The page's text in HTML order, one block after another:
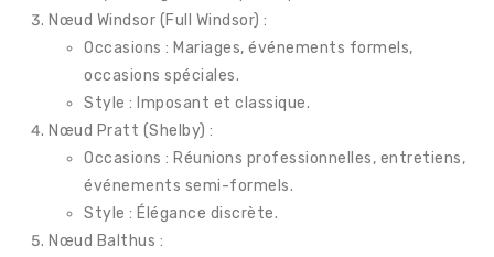
Nœud Windsor (Full Windsor) :
Occasions : Mariages, événements formels,
occasions spéciales.
Style : Imposant et classique.
Nœud Pratt (Shelby) :
Occasions : Réunions professionnelles, entretiens,
événements semi-formels.
Style : Élégance discrète.
Nœud Balthus :